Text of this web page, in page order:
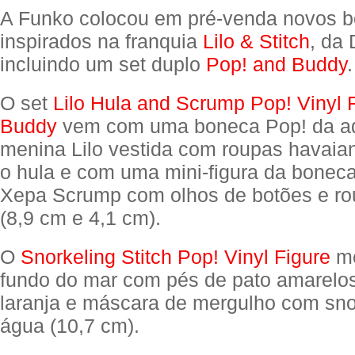
A Funko colocou em pré-venda novos
inspirados na franquia Lilo & Stitch, da
incluindo um set duplo Pop! and Buddy.
O set Lilo Hula and Scrump Pop! Vinyl
Buddy vem com uma boneca Pop! da
menina Lilo vestida com roupas
o hula e com uma mini-figura da
Xepa Scrump com olhos de botões e
(8,9 cm e 4,1 cm).
O Snorkeling Stitch Pop! Vinyl Figure
fundo do mar com pés de pato
laranja e máscara de mergulho com
água (10,7 cm).